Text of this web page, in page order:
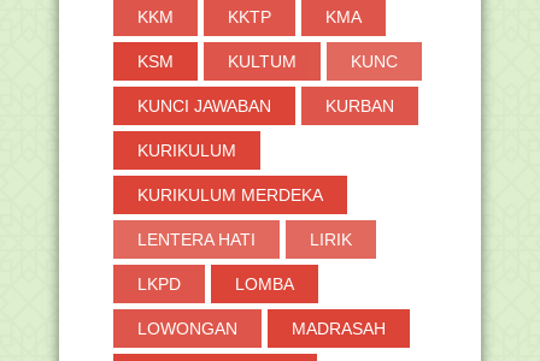
KKM KKTP KMA
KSM KULTUM KUNC
KUNCI JAWABAN KURBAN
KURIKULUM
KURIKULUM MERDEKA
LENTERA HATI LIRIK
LKPD LOMBA
LOWONGAN MADRASAH